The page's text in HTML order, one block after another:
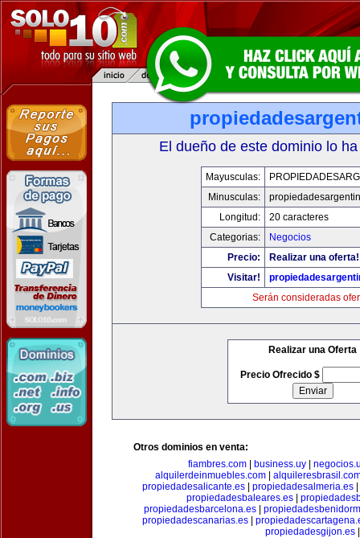
El dueño de este dominio lo
Mayusculas:
Minusculas:
Longitud:
20 caracteres
Categorias:
Negocios
Precio:
Realizar una oferta!
Visitar!
Serán consideradas
Realizar una Oferta
Precio Ofrecido $
Otros dominios en venta:
fiambres.com
business.uy
alquilerdeinmuebles.com|
propiedadesalicante.es| propiedadesalmeria.es|
propiedadesbaleares.es
propiedadesbarcelona.es
propiedadescanarias.es|
propiedadesgijon.es